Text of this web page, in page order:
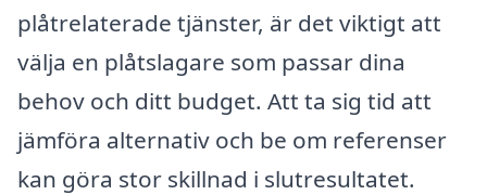
plåtrelaterade tjänster, är det viktigt att
välja en plåtslagare som passar dina
behov och ditt budget. Att ta sig tid att
jämföra alternativ och be om referenser
kan göra stor skillnad i slutresultatet.